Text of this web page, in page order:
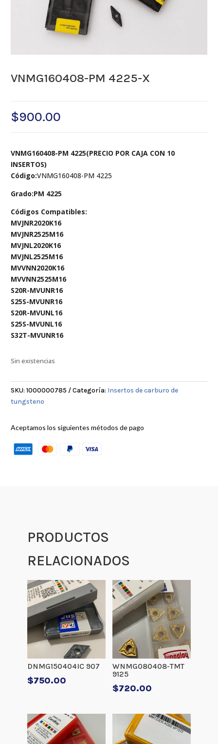
VNMG160408-PM 4225-X
$900.00
VNMG160408-PM 4225(PRECIO POR CAJA CON 10
INSERTOS)
Código:VNMG160408-PM 4225
Grado:PM 4225
Códigos Compatibles:
MVJNR2020K16
MVJNR2525M16
MVJNL2020K16
MVJNL2525M16
MVVNN2020K16
MVVNN2525M16
S20R-MVUNR16
S25S-MVUNR16
S20R-MVUNL16
S25S-MVUNL16
S32T-MVUNR16
Sin existencias
SKU:1000000785 Categoría: Insertos de carburo de
tungsteno
Aceptamos los siguientes métodos de pago
PRODUCTOS
RELACIONADOS
DNMG150404IC 907
$750.00
WNMG080408-TMT
9125
$720.00